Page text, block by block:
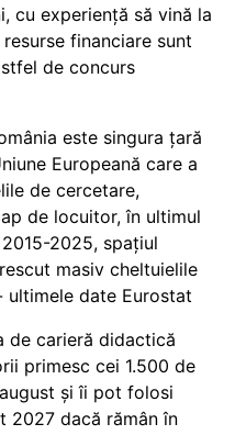
cu experiență să vină la
financiare sunt
de concurs
este singura țară
Europeană care a
de cercetare,
de locuitor, în ultimul
2025, spațiul
masiv cheltuielile
ultimele date Eurostat
de carieră didactică
primesc cei 1.500 de
și îi pot folosi
2027 dacă rămân în